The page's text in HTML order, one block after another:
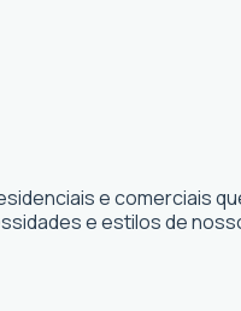
e comerciais
e estilos de